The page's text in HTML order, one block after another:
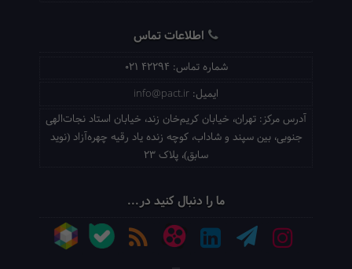
اطلاعات تماس
شماره تماس: 021 42294
ایمیل: info@pact.ir
آدرس مرکز: تهران، خیابان کریم‌خان زند، خیابان استاد نجات‌الهی
جنوبی، بین سپند و شاداب، کوچه زنده یاد رقیه چهره‌آزاد (نوید
سابق)، پلاک 23
ما را دنبال کنید در...